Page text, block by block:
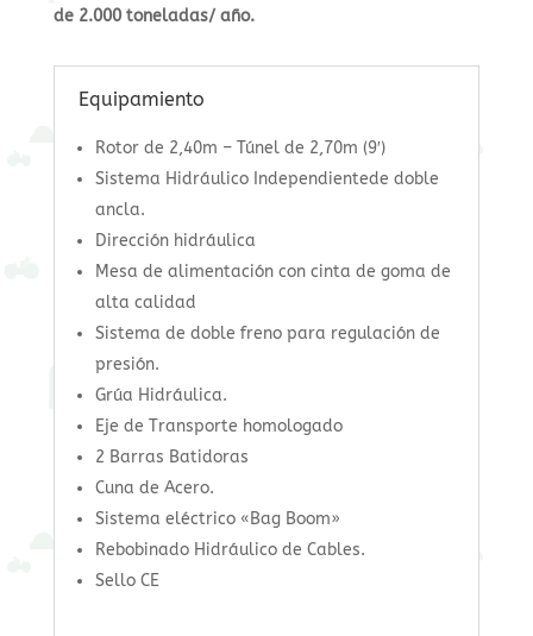
de 2.000 toneladas/ año.
Equipamiento
Rotor de 2,40m – Túnel de 2,70m (9′)
Sistema Hidráulico Independientede doble
ancla.
Dirección hidráulica
Mesa de alimentación con cinta de goma de
alta calidad
Sistema de doble freno para regulación de
presión.
Grúa Hidráulica.
Eje de Transporte homologado
2 Barras Batidoras
Cuna de Acero.
Sistema eléctrico «Bag Boom»
Rebobinado Hidráulico de Cables.
Sello CE